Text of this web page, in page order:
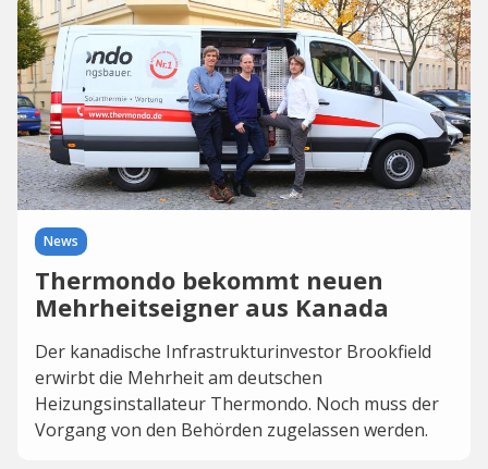
News
Thermondo bekommt neuen
Mehrheitseigner aus Kanada
Der kanadische Infrastrukturinvestor Brookfield
erwirbt die Mehrheit am deutschen
Heizungsinstallateur Thermondo. Noch muss der
Vorgang von den Behörden zugelassen werden.